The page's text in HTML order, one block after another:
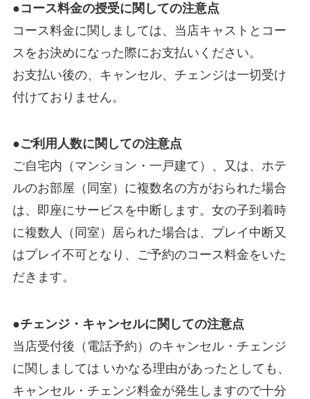
●コース料金の授受に関しての注意点
コース料金に関しましては、当店キャストとコー
スをお決めになった際にお支払いください。
お支払い後の、キャンセル、チェンジは一切受け
付けておりません。
●ご利用人数に関しての注意点
ご自宅内（マンション・一戸建て）、又は、ホテ
ルのお部屋（同室）に複数名の方がおられた場合
は、即座にサービスを中断します。女の子到着時
に複数人（同室）居られた場合は、プレイ中断又
はプレイ不可となり、ご予約のコース料金をいた
だきます。
●チェンジ・キャンセルに関しての注意点
当店受付後（電話予約）のキャンセル・チェンジ
に関しましては いかなる理由があったとしても、
キャンセル・チェンジ料金が発生しますので十分